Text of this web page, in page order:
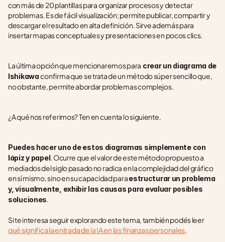
con más de 20 plantillas para organizar procesos y detectar
problemas. Es de fácil visualización; permite publicar, compartir y
descargar el resultado en alta definición. Sirve además para
insertar mapas conceptuales y presentaciones en pocos clics.
La última opción que mencionaremos para crear un diagrama de
Ishikawa confirma que se trata de un método súper sencillo que,
no obstante, permite abordar problemas complejos.
¿A qué nos referimos? Ten en cuenta lo siguiente.
Puedes hacer uno de estos diagramas simplemente con
lápiz y papel. Ocurre que el valor de este método propuesto a
mediados del siglo pasado no radica en la complejidad del gráfico
en sí mismo, sino en su capacidad para estructurar un problema
y, visualmente, exhibir las causas para evaluar posibles
soluciones.
Si te interesa seguir explorando este tema, también podés leer
qué significa la entrada de la IA en las finanzas personales.